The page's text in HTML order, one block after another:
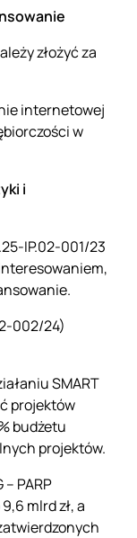
złożyć za
internetowej
w
i
23
24)
SMART
projektów
budżetu
projektów.
PARP
mlrd zł, a